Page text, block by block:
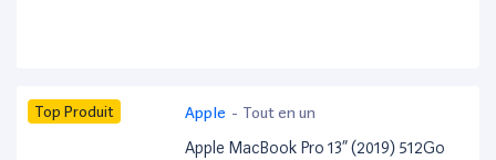
Top Produit Apple - Tout en un
Apple MacBook Pro 13” (2019) 512Go